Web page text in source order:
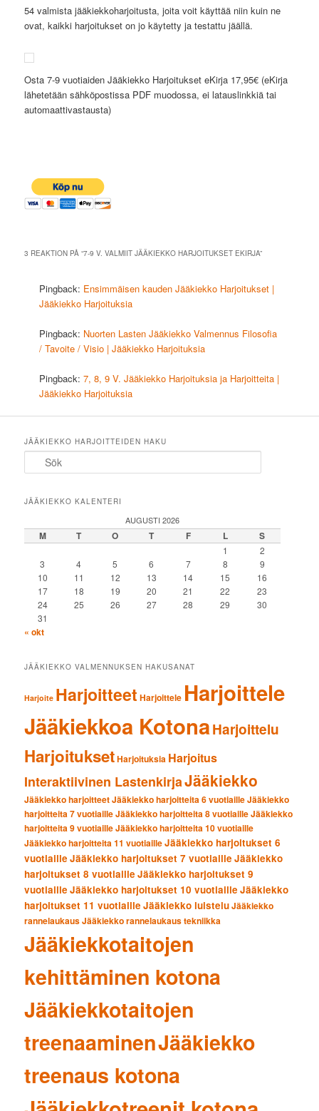
54 valmista jääkiekkoharjoitusta, joita voit käyttää niin kuin ne
ovat, kaikki harjoitukset on jo käytetty ja testattu jäällä.
Osta 7-9 vuotiaiden Jääkiekko Harjoitukset eKirja 17,95€ (eKirja
lähetetään sähköpostissa PDF muodossa, ei latauslinkkiä tai
automaattivastausta)
3 REAKTION PÅ “7-9 V. VALMIIT JÄÄKIEKKO HARJOITUKSET EKIRJA”
Pingback: Ensimmäisen kauden Jääkiekko Harjoitukset |
Jääkiekko Harjoituksia
Pingback: Nuorten Lasten Jääkiekko Valmennus Filosofia
/ Tavoite / Visio | Jääkiekko Harjoituksia
Pingback:7, 8, 9 V. Jääkiekko Harjoituksia ja Harjoitteita |
Jääkiekko Harjoituksia
JÄÄKIEKKO HARJOITTEIDEN HAKU
JÄÄKIEKKO KALENTERI
AUGUSTI 2026
M T O T F L S
1
2
3
4 5 6 7 8
9
10
11 12 13 14 15
16
17
18 19 20 21 22
23
24
25 26 27 28 29
30
31
« okt
JÄÄKIEKKO VALMENNUKSEN HAKUSANAT
Harjoite Harjoitteet Harjoittele Harjoittele
Jääkiekkoa KotonaHarjoittelu
HarjoituksetHarjoituksia Harjoitus
Interaktiivinen LastenkirjaJääkiekko
Jääkiekko harjoitteetJääkiekko harjoitteita 6 vuotiailleJääkiekko
harjoitteita 7 vuotiailleJääkiekko harjoitteita 8 vuotiailleJääkiekko
harjoitteita 9 vuotiailleJääkiekko harjoitteita 10 vuotiaille
Jääkiekko harjoitteita 11 vuotiailleJääkiekko harjoitukset 6
vuotiaille Jääkiekko harjoitukset 7 vuotiaille Jääkiekko
harjoitukset 8 vuotiaille Jääkiekko harjoitukset 9
vuotiaille Jääkiekko harjoitukset 10 vuotiaille Jääkiekko
harjoitukset 11 vuotiaille Jääkiekko luisteluJääkiekko
rannelaukausJääkiekko rannelaukaus tekniikka
Jääkiekkotaitojen
kehittäminen kotona
Jääkiekkotaitojen
treenaaminenJääkiekko
treenaus kotona